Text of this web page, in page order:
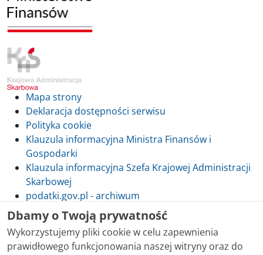
Mapa strony
Deklaracja dostępności serwisu
Polityka cookie
Klauzula informacyjna Ministra Finansów i
Gospodarki
Klauzula informacyjna Szefa Krajowej Administracji
Skarbowej
podatki.gov.pl - archiwum
Skontaktuj się z nami
Dbamy o Twoją prywatność
Wykorzystujemy pliki cookie w celu zapewnienia
prawidłowego funkcjonowania naszej witryny oraz do